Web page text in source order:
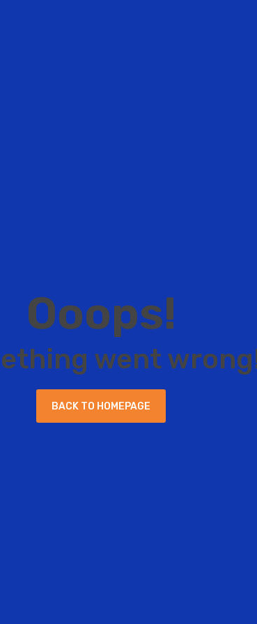
Ooops!
ething went wrong
BACK TO HOM EPAG E